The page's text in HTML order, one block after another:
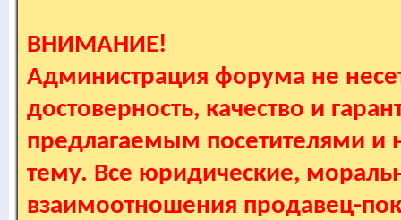
ВНИМАНИЕ!
Администрация форума не
достоверность, качество и
предлагаемым посетителями и
тему. Все юридические,
взаимоотношения продавец-